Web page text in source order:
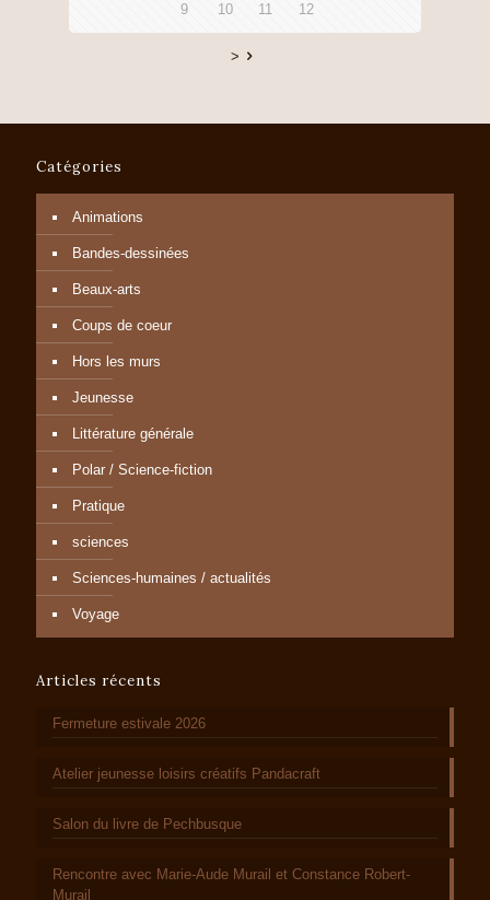
9 10 11 12
>
Catégories
Animations
Bandes-dessinées
Beaux-arts
Coups de coeur
Hors les murs
Jeunesse
Littérature générale
Polar / Science-fiction
Pratique
sciences
Sciences-humaines / actualités
Voyage
Articles récents
Fermeture estivale 2026
Atelier jeunesse loisirs créatifs Pandacraft
Salon du livre de Pechbusque
Rencontre avec Marie-Aude Murail et Constance Robert-
Murail